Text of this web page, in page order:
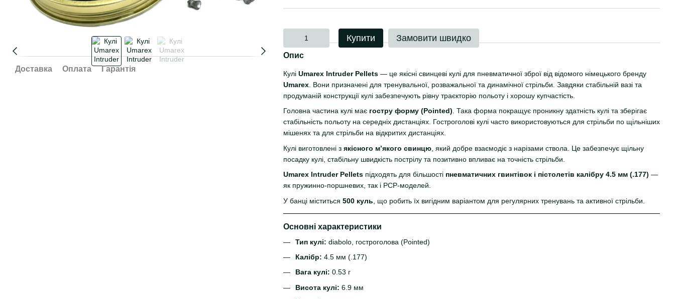
Доставка Оплата Гарантія
Купити Замовити швидко
Опис
Кулі Umarex Intruder Pellets— це якісні свинцеві кулі для пневматичної зброї від відомого німецького бренду
Umarex. Вони призначені для тренувальної, розважальної та динамічної стрільби. Завдяки стабільній вазі та
продуманій конструкції кулі забезпечують рівну траєкторію польоту і хорошу купчастість.
Головна частина кулі має гостру форму (Pointed). Така форма покращує проникну здатність кулі та зберігає
стабільність польоту на середніх дистанціях. Гостроголові кулі часто використовуються для стрільби по щільніших
мішенях та для стрільби на відкритих дистанціях.
Кулі виготовлені з якісного м’якого свинцю, який добре взаємодіє з нарізами ствола. Це забезпечує щільну
посадку кулі, стабільну швидкість пострілу та позитивно впливає на точність стрільби.
Umarex Intruder Pelletsпідходять для більшості пневматичних гвинтівок і пістолетів калібру 4.5 мм (.177) —
як пружинно-поршневих, так і PCP-моделей.
У банці міститься 500 куль , що робить їх вигідним варіантом для регулярних тренувань та активної стрільби.
Основні характеристики
Тип кулі: diabolo, гостроголова (Pointed)
Калібр: 4.5 мм (.177)
Вага кулі: 0.53 г
Висота кулі: 6.9 мм